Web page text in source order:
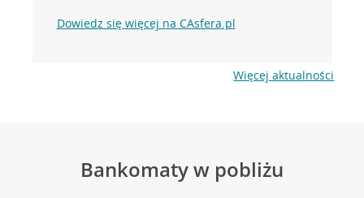
Dowiedz się więcej na CAsfera.pl
Więcej aktualności
Bankomaty w pobliżu